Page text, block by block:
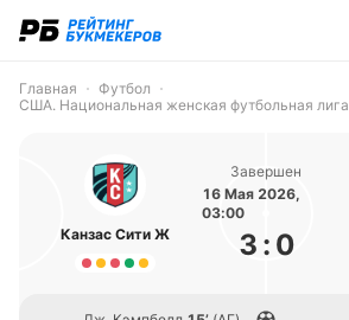
Главная
Футбол
США. Национальная женская футбольная лига
Канзас Сити Ж
Завершен
16 Мая 2026,
03:00
3 : 0